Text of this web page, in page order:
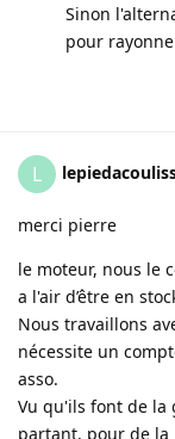
Sinon
pour
L
merci pierre
le moteur, nous le
a l'air d’être en
Nous travaillons
nécessite un
asso.
Vu qu'ils font de
partant, pour de la